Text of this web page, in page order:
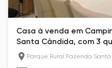
Casa à venda em
Santa Cândida, com 3
Parque Rural Fazenda